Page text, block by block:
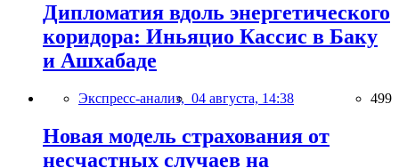
Дипломатия вдоль энергетического
коридора: Иньяцио Кассис в Баку
и Ашхабаде
Экспресс-анализ, 04 августа, 14:38 499
Новая модель страхования от
несчастных случаев на